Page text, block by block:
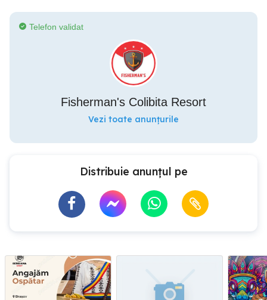
Telefon validat
Fisherman's Colibita Resort
Vezi toate anunțurile
Distribuie anunțul pe